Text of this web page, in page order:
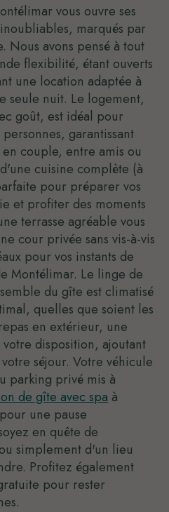
vous ouvre ses
marqués par
Nous avons pensé à tout
flexibilité, étant ouverts
une location adaptée à
seule nuit. Le logement,
goût, est idéal pour
garantissant
couple, entre amis ou
cuisine complète (à
pour préparer vos
et profiter des moments
terrasse agréable vous
cour privée sans vis-à-vis
pour vos instants de
Montélimar. Le linge de
du gîte est climatisé
quelles que soient les
en extérieur, une
disposition, ajoutant
séjour. Votre véhicule
parking privé mis à
de gîte avec spa à
une pause
en quête de
simplement d'un lieu
Profitez également
pour rester